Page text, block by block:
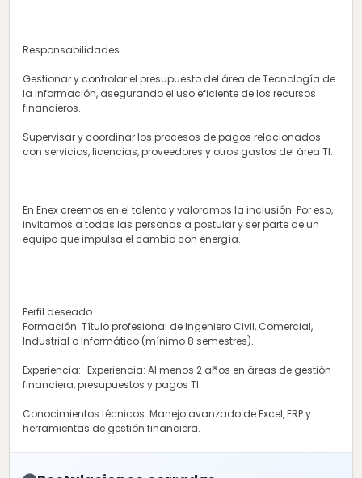
Responsabilidades
Gestionar y controlar el presupuesto del área de Tecnología de
la Información, asegurando el uso eficiente de los recursos
financieros.
Supervisar y coordinar los procesos de pagos relacionados
con servicios, licencias, proveedores y otros gastos del área TI.
En Enex creemos en el talento y valoramos la inclusión. Por eso,
invitamos a todas las personas a postular y ser parte de un
equipo que impulsa el cambio con energía.
Perfil deseado
Formación: Título profesional de Ingeniero Civil, Comercial,
Industrial o Informático (mínimo 8 semestres).
Experiencia: · Experiencia: Al menos 2 años en áreas de gestión
financiera, presupuestos y pagos TI.
Conocimientos técnicos: Manejo avanzado de Excel, ERP y
herramientas de gestión financiera.